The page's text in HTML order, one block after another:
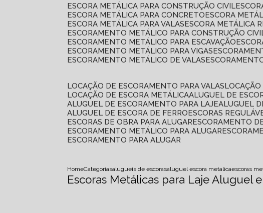
ESCORA METÁLICA PARA CONSTRUÇÃO CIVIL
ESCORA METÁLICA PARA CONCRETO
ESCORA
ESCORA METÁLICA PARA VALAS
ESCORA METÁLICA
ESCORAMENTO METÁLICO PARA CONSTRUÇÃO
ESCORAMENTO METÁLICO PARA ESCAVAÇÃO
ESCORAMENTO METÁLICO PARA VIGAS
ESCORAMENTO METÁLICO DE VALAS
LOCAÇÃO DE ESCORAMENTO PARA VALAS
LOCAÇÃO DE ESCORA METÁLICA ALUGUEL DE
ALUGUEL DE ESCORAMENTO PARA LAJE ALUGUEL
ALUGUEL DE ESCORA DE FERRO
ESCORAS
ESCORAS DE OBRA PARA ALUGAR ESCORAMENTO
ESCORAMENTO METÁLICO PARA ALUGAR
ESCORAMENTO PARA ALUGAR
HomeCategoriasalugueis de escorasaluguel escora metalicaescoras
Escoras Metálicas para Laje Aluguel